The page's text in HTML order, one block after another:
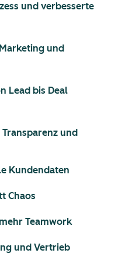
und verbesserte
und
Lead bis Deal
und
Kundendaten
Chaos
Teamwork
und Vertrieb